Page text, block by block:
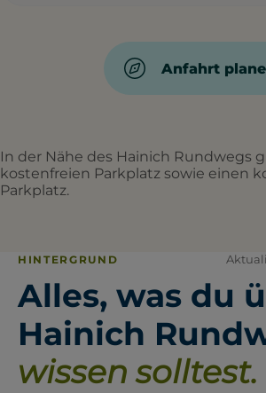
Anfahrt
In der Nähe des Hainich Rundwegs
kostenfreien Parkplatz sowie einen
Parkplatz.
HINTERGRUND
Alles, was du
Hainich
wissen solltest.